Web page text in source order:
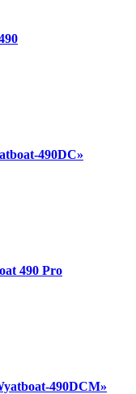
490DC»
490 Pro
490DCM»